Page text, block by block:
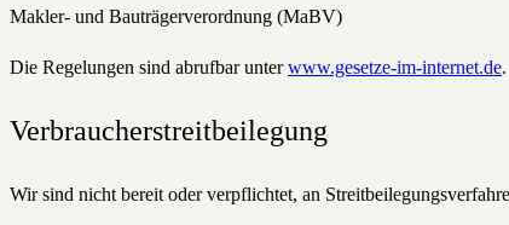
Makler- und Bauträgerverordnung (MaBV)
Die Regelungen sind abrufbar unter www.gesetze-im-internet.de.
Verbraucherstreitbeilegung
Wir sind nicht bereit oder verpflichtet, an